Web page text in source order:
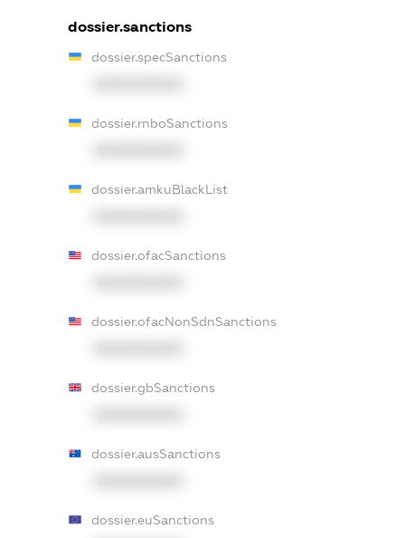
dossier.sanctions
dossier.specSanctions
dossier.rnboSanctions
dossier.amkuBlackList
dossier.ofacSanctions
dossier.ofacNonSdnSanctions
dossier.gbSanctions
dossier.ausSanctions
dossier.euSanctions